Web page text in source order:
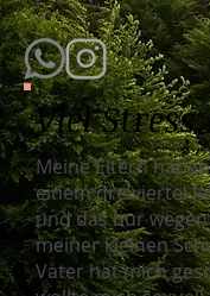
Viel Stress
Meine Eltern
einem dreiviertel
und das nur
meiner kleinen
Vater hat mich